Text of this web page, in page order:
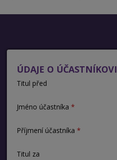
ÚDAJE O ÚČASTNÍKOVI
Titul před
Jméno účastníka
Příjmení účastníka
Titul za